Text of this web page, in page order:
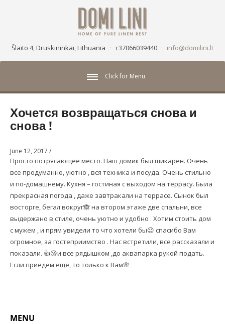
Šlaito 4, Druskininkai, Lithuania · +37066039440 · info@domilini.lt
Click for Menu
Хочется возвращаться снова и
снова !
June 12, 2017 /
Просто потрясающее место. Наш домик был шикарен. Очень
все продуманно, уютно , вся техника и посуда. Очень стильно
и по-домашнему. Кухня – гостиная с выходом на террасу. Была
прекрасная погода , даже завтракали на террасе. Сынок был
восторге, бегал вокруг🙈 на втором этаже две спальни, все
выдержано в стиле, очень уютно и удобно . Хотим стоить дом
с мужем , и прям увидели то что хотели бы😉 спасибо Вам
огромное, за гостеприимство . Нас встретили, все рассказали и
показали. 👍😘и все рядышком ,до аквапарка рукой подать.
Если приедем ещё, то только к Вам🌸
MENU